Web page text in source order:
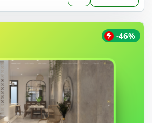
là:
1.200.000 ₫.
tại
là:
-46%